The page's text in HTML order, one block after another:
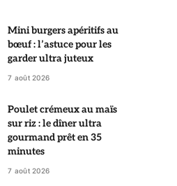
Mini burgers apéritifs au
bœuf : l’astuce pour les
garder ultra juteux
7 août 2026
Poulet crémeux au maïs
sur riz : le dîner ultra
gourmand prêt en 35
minutes
7 août 2026